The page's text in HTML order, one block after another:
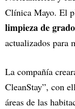
Clínica Mayo. El
limpieza de
actualizados para
La compañía
CleanStay”, con
áreas de las